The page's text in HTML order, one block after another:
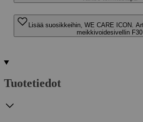
Lisää suosikkeihin, WE CARE ICON. Artist Foundation Brush
meikkivoidesivellin F30
Tuotetiedot